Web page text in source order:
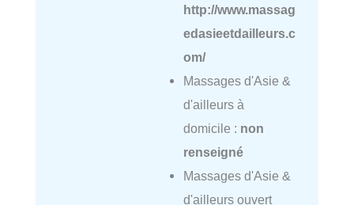
http://www.massag
edasieetdailleurs.c
om/
Massages d'Asie &
d'ailleurs à
domicile : non
renseigné
Massages d'Asie &
d'ailleurs ouvert